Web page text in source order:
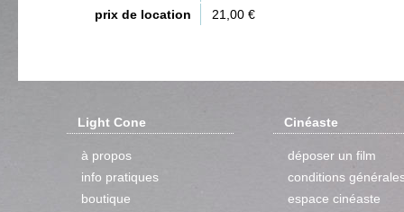
prix de location
21,00 €
Light Cone
à propos
info pratiques
boutique
Cinéaste
déposer un film
conditions
espace cinéaste